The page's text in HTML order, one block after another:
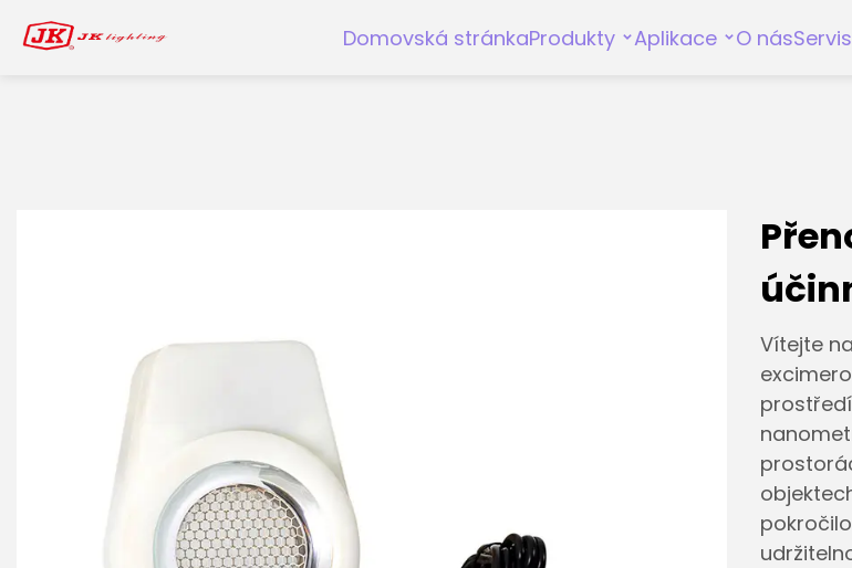
Domovská stránkaProdukty Aplikace O nás
Vítejte